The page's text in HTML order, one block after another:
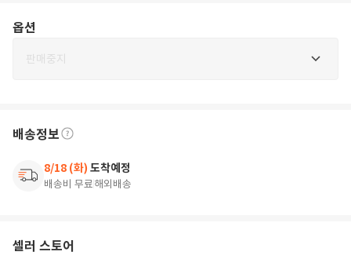
옵션
판매중지
배송정보
8/18 (화) 도착예정
배송비 무료해외배송
셀러 스토어